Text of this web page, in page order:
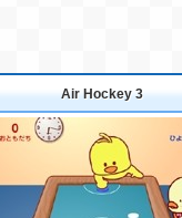
Air Hockey 3